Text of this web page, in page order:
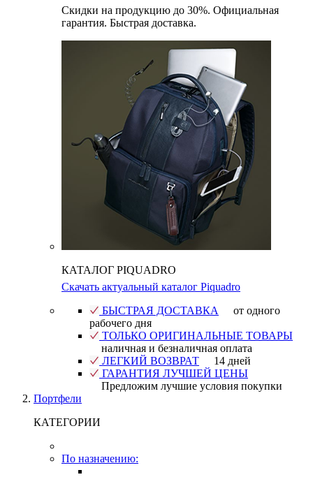
Скидки на продукцию до 30%. Официальная
гарантия. Быстрая доставка.
КАТАЛОГ PIQUADRO
Скачать актуальный каталог Piquadro
БЫСТРАЯ ДОСТАВКА
от одного
рабочего дня
ТОЛЬКО ОРИГИНАЛЬНЫЕ ТОВАРЫ
наличная и безналичная оплата
ЛЕГКИЙ ВОЗВРАТ
14 дней
ГАРАНТИЯ ЛУЧШЕЙ ЦЕНЫ
Предложим лучшие условия покупки
Портфели
КАТЕГОРИИ
По назначению: